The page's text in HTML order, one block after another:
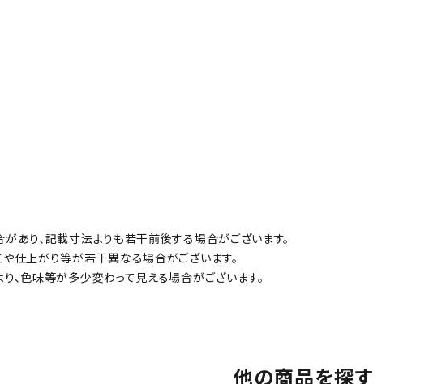
あり、記載寸法よりも若干前後する場合がございます。
仕上がり等が若干異なる場合がございます。
、色味等が多少変わって見える場合がございます。
他の商品を探す